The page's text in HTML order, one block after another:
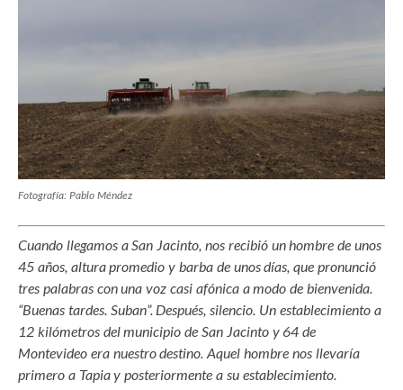
Fotografía: Pablo Méndez
Cuando llegamos a San Jacinto, nos recibió un hombre de unos
45 años, altura promedio y barba de unos días, que pronunció
tres palabras con una voz casi afónica a modo de bienvenida.
“Buenas tardes. Suban”. Después, silencio. Un establecimiento a
12 kilómetros del municipio de San Jacinto y 64 de
Montevideo era nuestro destino. Aquel hombre nos llevaría
primero a Tapia y posteriormente a su establecimiento.